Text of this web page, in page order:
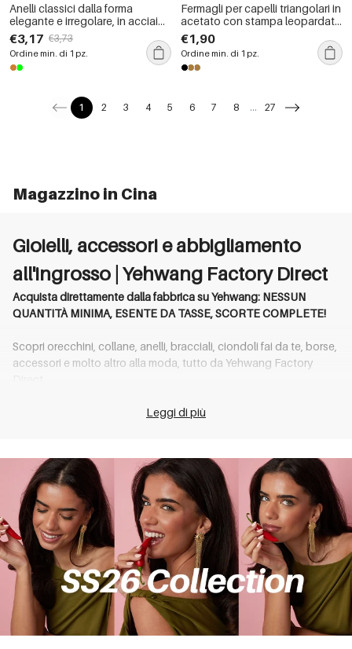
Anelli classici dalla forma
elegante e irregolare, in acciaio
inossidabile, impermeabili, color
oro, con pietra naturale.
€3,17 €3,73
Ordine min. di 1 pz.
Fermagli per capelli triangolari in
acetato con stampa leopardata
e sfumatura di colore, serie
Simple.
€1,90
Ordine min. di 1 pz.
1 2 3 4 5 6 7 8 ... 27
Magazzino in Cina
Gioielli, accessori e abbigliamento
all'ingrosso | Yehwang Factory Direct
Acquista direttamente dalla fabbrica su Yehwang: NESSUN
QUANTITÀ MINIMA, ESENTE DA TASSE, SCORTE COMPLETE!
Scopri orecchini, collane, anelli, bracciali, ciondoli fai da te, borse,
accessori e molto altro alla moda, tutto da Yehwang Factory
guadagnare di più. Dai ciondoli fai da te, ai gioielli con ciondoli fai
da te e alle perline fai da te all'ingrosso, fino ai pezzi finiti come
collane, anelli, orecchini e bracciali, offriamo migliaia di stili di
tendenza a basso costo con un elevato potenziale di profitto.
Provenienti direttamente da produttori affidabili, la nostra
selezione include gioielli con pietre preziose all'ingrosso, gioielli
in acciaio inossidabile all'ingrosso e gioielli per piercing
all'ingrosso.
Amplia la tua collezione con gioielli cosmetici, accessori per
capelli, accessori per telefoni e accessori per borse, tutti
disponibili a prezzi all'ingrosso imbattibili. Offriamo anche borse e
Leggi di più